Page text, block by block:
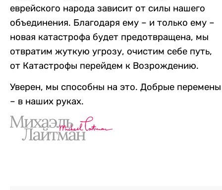
еврейского народа зависит от силы нашего
объединения. Благодаря ему – и только ему –
новая катастрофа будет предотвращена, мы
отвратим жуткую угрозу, очистим себе путь,
от Катастрофы перейдем к Возрождению.
Уверен, мы способны на это. Добрые перемены
– в наших руках.